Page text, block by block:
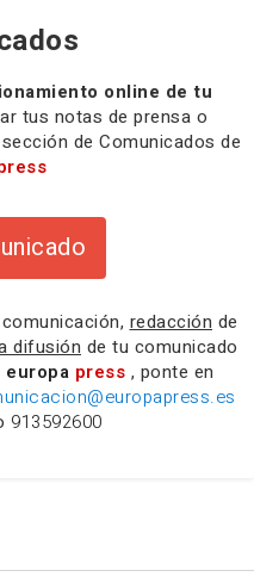
online de tu
tus notas de prensa o
de Comunicados de
redacción de
difusión de tu comunicado
europa press , ponte en
913592600